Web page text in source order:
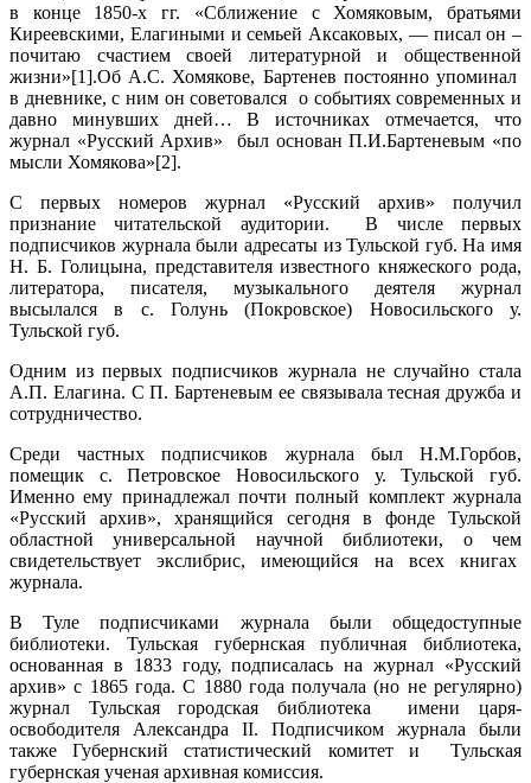
в конце 1850-х гг. «Сближение с Хомяковым, братьями
Киреевскими, Елагиными и семьей Аксаковых, — писал он –
почитаю счастием своей литературной и общественной
жизни»[1].Об А.С. Хомякове, Бартенев постоянно упоминал
в дневнике, с ним он советовался о событиях современных и
давно минувших дней… В источниках отмечается, что
журнал «Русский Архив» был основан П.И.Бартеневым «по
мысли Хомякова»[2].
С первых номеров журнал «Русский архив» получил
признание читательской аудитории. В числе первых
подписчиков журнала были адресаты из Тульской губ. На имя
Н. Б. Голицына, представителя известного княжеского рода,
литератора, писателя, музыкального деятеля журнал
высылался в с. Голунь (Покровское) Новосильского у.
Тульской губ.
Одним из первых подписчиков журнала не случайно стала
А.П. Елагина. С П. Бартеневым ее связывала тесная дружба и
сотрудничество.
Среди частных подписчиков журнала был Н.М.Горбов,
помещик с. Петровское Новосильского у. Тульской губ.
Именно ему принадлежал почти полный комплект журнала
«Русский архив», хранящийся сегодня в фонде Тульской
областной универсальной научной библиотеки, о чем
свидетельствует экслибрис, имеющийся на всех книгах
журнала.
В Туле подписчиками журнала были общедоступные
библиотеки. Тульская губернская публичная библиотека,
основанная в 1833 году, подписалась на журнал «Русский
архив» с 1865 года. С 1880 года получала (но не регулярно)
журнал Тульская городская библиотека имени царя-
освободителя Александра II. Подписчиком журнала были
также Губернский статистический комитет и Тульская
губернская ученая архивная комиссия.